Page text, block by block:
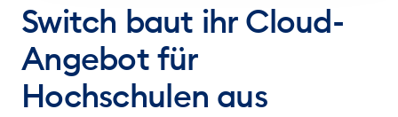
Switch baut ihr Cloud-
Angebot für
Hochschulen aus